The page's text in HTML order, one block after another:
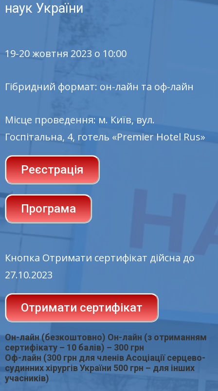
наук України
19-20 жовтня 2023 о 10:00
Гібридний формат: он-лайн та оф-лайн
Місце проведення: м. Київ, вул.
Госпітальна, 4, готель «Premier Hotel Rus»
Реєстрація
Програма
Кнопка Отримати сертифікат дійсна до
27.10.2023
Отримати сертифікат
Он-лайн (безкоштовно) Он-лайн (з отриманням
сертифікату – 10 балів) – 300 грн
Оф-лайн (300 грн для членів Асоціації серцево-
судинних хірургів України 500 грн – для інших
учасників)